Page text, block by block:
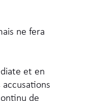
ne fera
et en
de